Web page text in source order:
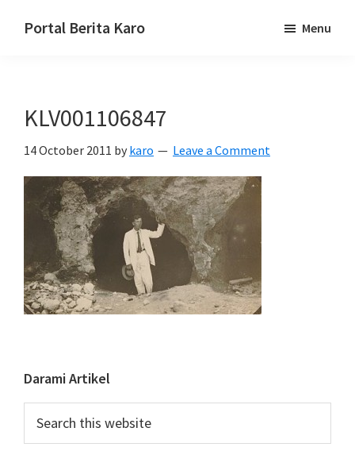
Portal Berita Karo
Karo,
Karo.
Menu
KLV001106847
14 October 2011 by karo Leave a Comment
Primary
Sidebar
Darami Artikel
this